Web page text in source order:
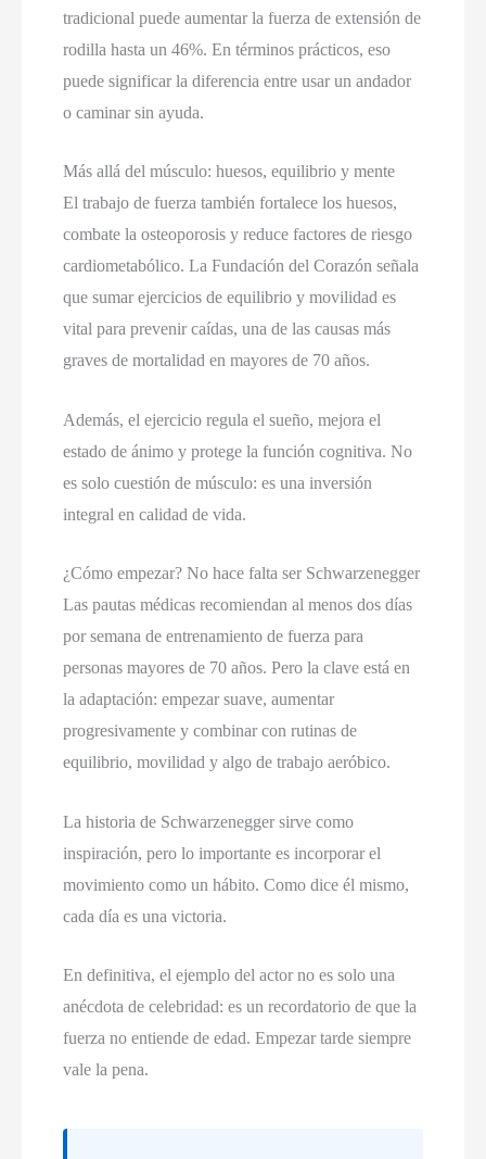
tradicional puede aumentar la fuerza de extensión de
rodilla hasta un 46%. En términos prácticos, eso
puede significar la diferencia entre usar un andador
o caminar sin ayuda.
Más allá del músculo: huesos, equilibrio y mente
El trabajo de fuerza también fortalece los huesos,
combate la osteoporosis y reduce factores de riesgo
cardiometabólico. La Fundación del Corazón señala
que sumar ejercicios de equilibrio y movilidad es
vital para prevenir caídas, una de las causas más
graves de mortalidad en mayores de 70 años.
Además, el ejercicio regula el sueño, mejora el
estado de ánimo y protege la función cognitiva. No
es solo cuestión de músculo: es una inversión
integral en calidad de vida.
¿Cómo empezar? No hace falta ser Schwarzenegger
Las pautas médicas recomiendan al menos dos días
por semana de entrenamiento de fuerza para
personas mayores de 70 años. Pero la clave está en
la adaptación: empezar suave, aumentar
progresivamente y combinar con rutinas de
equilibrio, movilidad y algo de trabajo aeróbico.
La historia de Schwarzenegger sirve como
inspiración, pero lo importante es incorporar el
movimiento como un hábito. Como dice él mismo,
cada día es una victoria.
En definitiva, el ejemplo del actor no es solo una
anécdota de celebridad: es un recordatorio de que la
fuerza no entiende de edad. Empezar tarde siempre
vale la pena.